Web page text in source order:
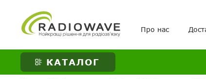
Про нас
ВАШЕ
КАТАЛОГ